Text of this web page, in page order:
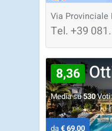
Via Provinciale
Tel.+39
8,36
Media su530Voti:
da€ 69,00